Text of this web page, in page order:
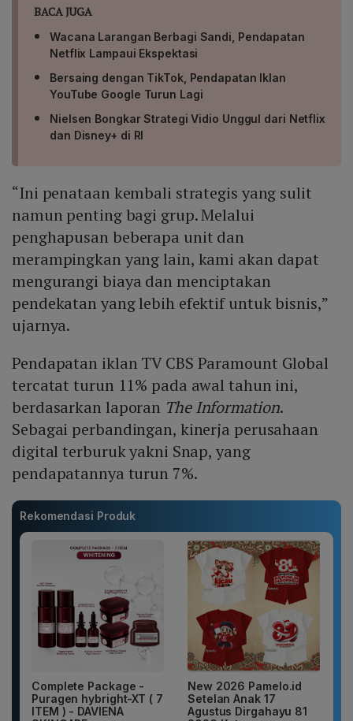
BACA JUGA
Wacana Larangan Berbagi Sandi, Pendapatan
Netflix Lampaui Ekspektasi
Bersaing dengan TikTok, Pendapatan Iklan
YouTube Google Turun Lagi
Nielsen Bongkar Strategi Vidio Unggul dari Netflix
dan Disney+ di RI
“Ini penataan kembali strategis yang sulit
namun penting bagi grup. Melalui
penghapusan beberapa unit dan
merampingkan yang lain, kami akan dapat
mengurangi biaya dan menciptakan
pendekatan yang lebih efektif untuk bisnis,”
ujarnya.
Pendapatan iklan TV CBS Paramount Global
tercatat turun 11% pada awal tahun ini,
berdasarkan laporan The Information.
Sebagai perbandingan, kinerja perusahaan
digital terburuk yakni Snap, yang
pendapatannya turun 7%.
Rekomendasi Produk
Complete Package -
Puragen hybright-XT ( 7
ITEM ) - DAVIENA
New 2026 Pamelo.id
Setelan Anak 17
Agustus Dirgahayu 81